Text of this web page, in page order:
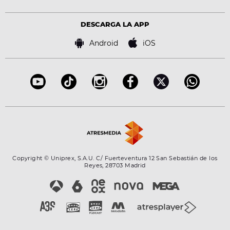
Virales
Bases de concursos
DESCARGA LA APP
Android iOS
Copyright © Uniprex, S.A.U. C/ Fuerteventura 12 San Sebastián de los
Reyes, 28703 Madrid